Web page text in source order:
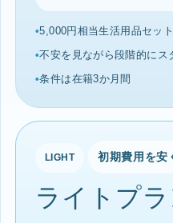
5,000円相当生活用品セット
不安を見ながら段階的にス
条件は在籍3か月間
LIGHT 初期費用を安
ライトプラ